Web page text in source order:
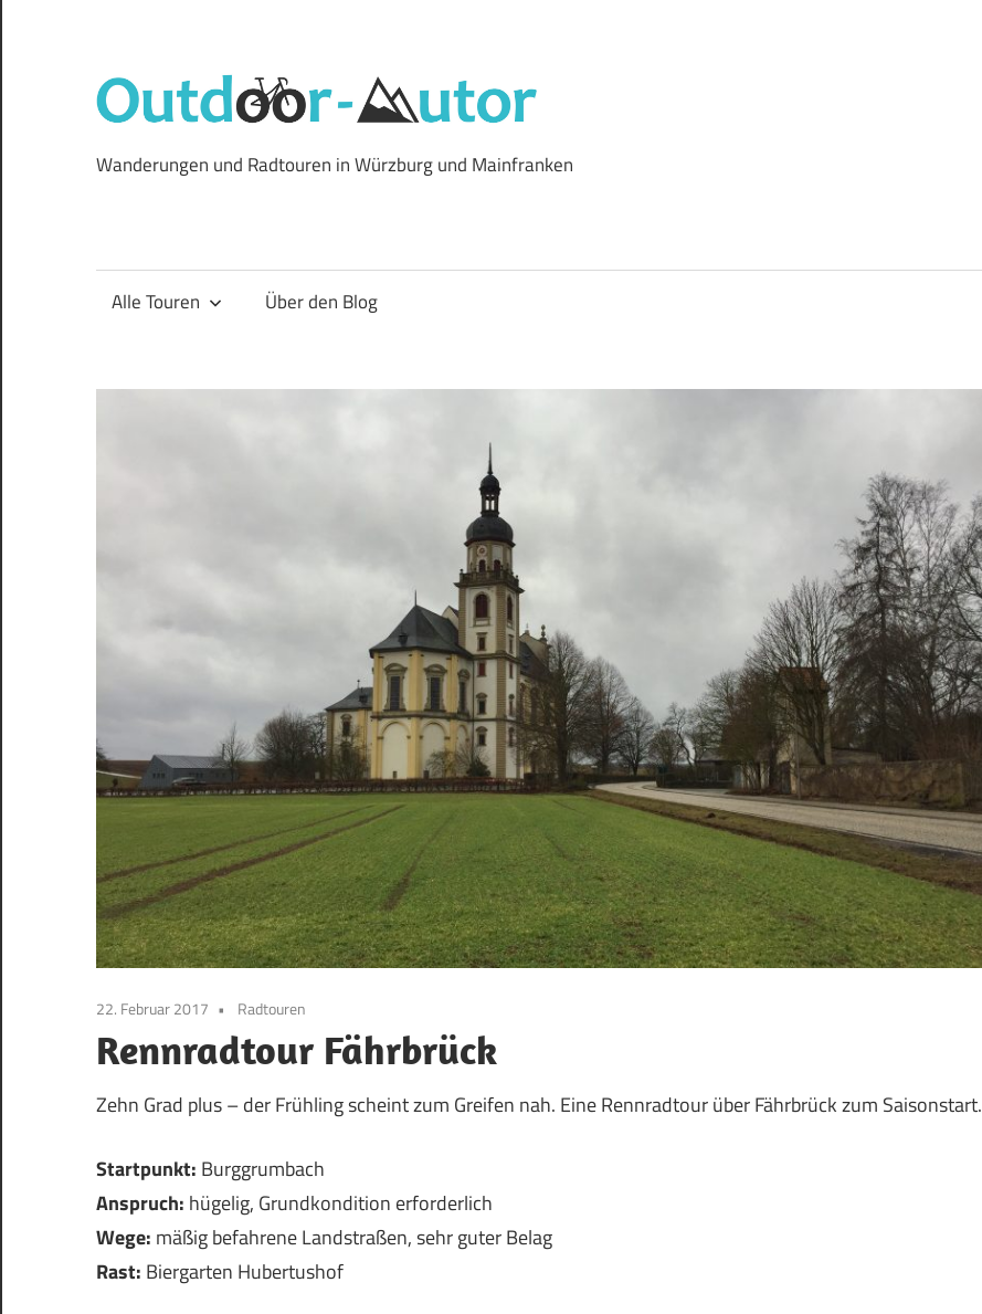
springen
Autor
Wanderungen und Radtouren in Würzburg und Mainfranken
Alle Touren Über den Blog
22. Februar 2017 Radtouren
Rennradtour Fährbrück
Zehn Grad plus – der Frühling scheint zum Greifen nah. Eine Rennradtour über Fährbrück zum Saisonstart.
Startpunkt: Burggrumbach
Anspruch: hügelig, Grundkondition erforderlich
Wege: mäßig befahrene Landstraßen, sehr guter Belag
Rast: Biergarten Hubertushof